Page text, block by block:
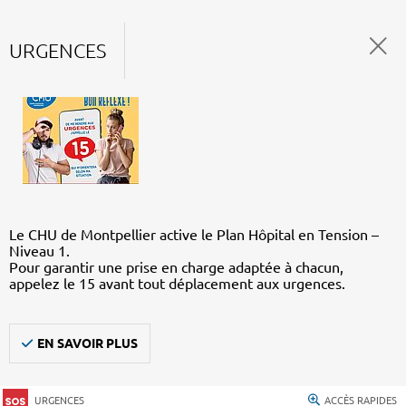
URGENCES
Le CHU de Montpellier active le Plan Hôpital en Tension –
Niveau 1.
Pour garantir une prise en charge adaptée à chacun,
appelez le 15 avant tout déplacement aux urgences.
EN SAVOIR PLUS
URGENCES ACCÈS RAPIDES